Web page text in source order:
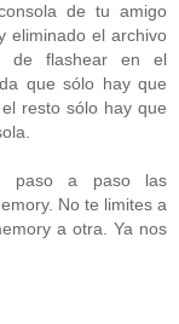
de tu amigo
eliminado el archivo
de flashear en el
que sólo hay que
resto sólo hay que
paso a paso las
No te limites a
a otra. Ya nos